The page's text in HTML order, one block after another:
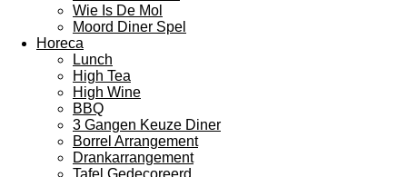
Wie Is De Mol
Moord Diner Spel
Horeca
Lunch
High Tea
High Wine
BBQ
3 Gangen Keuze Diner
Borrel Arrangement
Drankarrangement
Tafel Gedecoreerd